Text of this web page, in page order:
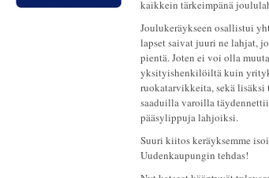
kaikkein tärkeimpänä
Joulukeräykseen osallistui
lapset saivat juuri ne lahjat,
pientä. Joten ei voi olla
yksityishenkilöiltä kuin
ruokatarvikkeita, sekä lisäksi
saaduilla varoilla
pääsylippuja lahjoiksi.
Suuri kiitos keräyksemme
Uudenkaupungin tehdas!